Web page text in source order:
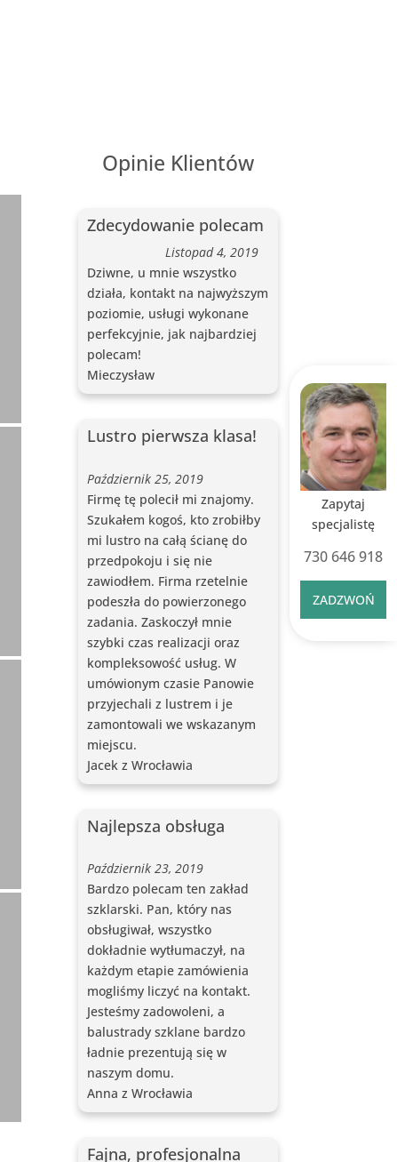
Zapytaj
specjalistę
730 646 918
ZADZWOŃ
Opinie Klientów
Zdecydowanie polecam
Listopad 4, 2019
Dziwne, u mnie wszystko
działa, kontakt na najwyższym
poziomie, usługi wykonane
perfekcyjnie, jak najbardziej
polecam!
Mieczysław
Lustro pierwsza klasa!
Październik 25, 2019
Firmę tę polecił mi znajomy.
Szukałem kogoś, kto zrobiłby
mi lustro na całą ścianę do
przedpokoju i się nie
zawiodłem. Firma rzetelnie
podeszła do powierzonego
zadania. Zaskoczył mnie
szybki czas realizacji oraz
kompleksowość usług. W
umówionym czasie Panowie
przyjechali z lustrem i je
zamontowali we wskazanym
miejscu.
Jacek z Wrocławia
Najlepsza obsługa
Październik 23, 2019
Bardzo polecam ten zakład
szklarski. Pan, który nas
obsługiwał, wszystko
dokładnie wytłumaczył, na
każdym etapie zamówienia
mogliśmy liczyć na kontakt.
Jesteśmy zadowoleni, a
balustrady szklane bardzo
ładnie prezentują się w
naszym domu.
Anna z Wrocławia
Fajna, profesjonalna